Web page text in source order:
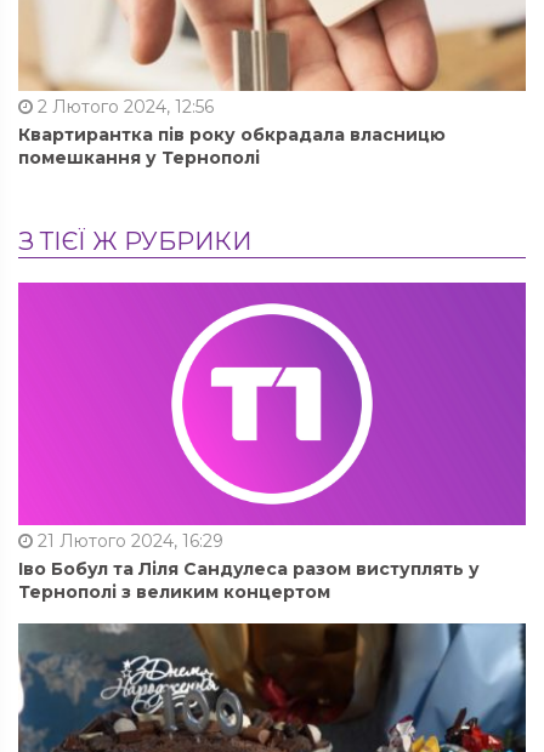
2 Лютого 2024, 12:56
Квартирантка пів року обкрадала власницю
помешкання у Тернополі
З ТІЄЇ Ж РУБРИКИ
21 Лютого 2024, 16:29
Іво Бобул та Ліля Сандулеса разом виступлять у
Тернополі з великим концертом